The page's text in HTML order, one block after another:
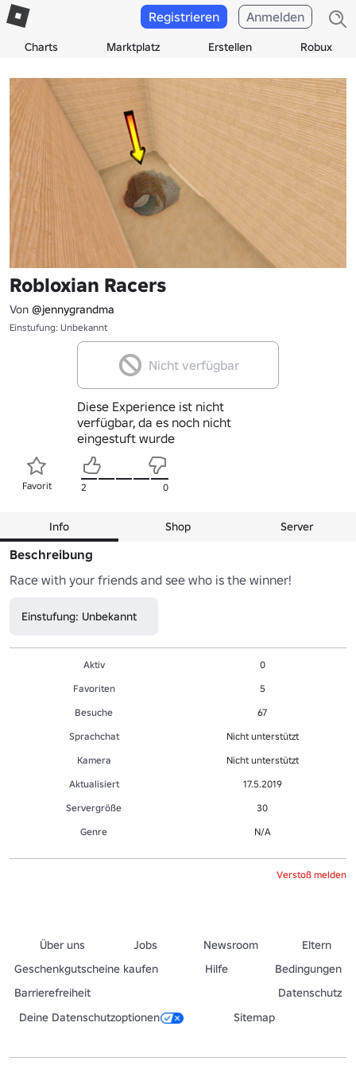
Charts Marktplatz Erstellen Robux
Registrieren Anmelden
Robloxian Racers
Von @jennygrandma
Einstufung: Unbekannt
Nicht verfügbar
Diese Experience ist nicht
verfügbar, da es noch nicht
eingestuft wurde
Favorit 2 0
Info Shop Server
Beschreibung
Race with your friends and see who is the winner!
Einstufung: Unbekannt
Aktiv
0
Favoriten
5
Besuche
67
Sprachchat
Nicht unterstützt
Kamera
Nicht unterstützt
Aktualisiert
17.5.2019
Servergröße
30
Genre
N/A
Verstoß melden
Über uns Jobs Newsroom
Eltern
Geschenkgutscheine kaufen
Hilfe
Bedingungen
Barrierefreiheit
Datenschutz
Deine Datenschutzoptionen
Sitemap